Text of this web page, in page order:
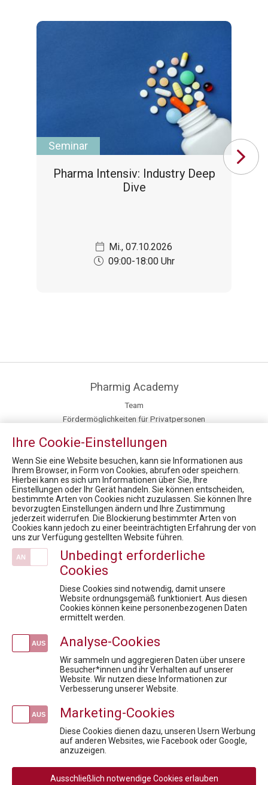
Seminar
Pharma Intensiv: Industry Deep
Dive
Mi., 07.10.2026
09:00-18:00 Uhr
Pharmig Academy
Team
Fördermöglichkeiten für Privatpersonen
Fachexpert:innen
Inhouse Training
News
Health Care Symposium 2019 - Pharma & Health 4.0: We drive digital
Austria Presse Agentur / Corona - Menschen mit Seltenen Erkrankungen besonders betroffen
Projektmanagement in der Pharmabranche
Market Access under Pressure: Konfliktfelder der Pharmaindustrie
Diskussionsreihe Market Access For Experts- Interaktive Session
Newsletteranmeldung
Media
Rechtliche
AGB
AGB Privatperson
Ihre Cookie-Einstellungen
Wenn Sie eine Website besuchen, kann sie Informationen aus
Ihrem Browser, in Form von Cookies, abrufen oder speichern.
Hierbei kann es sich um Informationen über Sie, Ihre
Einstellungen oder Ihr Gerät handeln. Sie können entscheiden,
bestimmte Arten von Cookies nicht zuzulassen. Sie können Ihre
bevorzugten Einstellungen ändern und Ihre Zustimmung
jederzeit widerrufen. Die Blockierung bestimmter Arten von
Cookies kann jedoch zu einer beeinträchtigten Erfahrung der von
uns zur Verfügung gestellten Website führen.
Unbedingt erforderliche
Cookies
Diese Cookies sind notwendig, damit unsere
Website ordnungsgemäß funktioniert. Aus diesen
Cookies können keine personenbezogenen Daten
ermittelt werden.
Analyse-Cookies
Wir sammeln und aggregieren Daten über unsere
Besucher*innen und ihr Verhalten auf unserer
Website. Wir nutzen diese Informationen zur
Verbesserung unserer Website.
Marketing-Cookies
Diese Cookies dienen dazu, unseren Usern Werbung
auf anderen Websites, wie Facebook oder Google,
anzuzeigen.
Ausschließlich notwendige Cookies erlauben